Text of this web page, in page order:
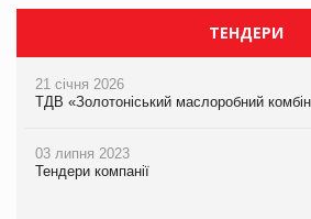
ТЕНДЕРИ
21 січня 2026
ТДВ «Золотоніський маслоробний
03 липня 2023
Тендери компанії